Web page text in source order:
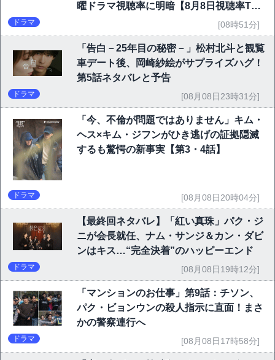
曜ドラマ視聴率に明暗【8月8日視聴率TO
ドラマ [08時51分]
「告白－25年目の秘密－」松村北斗と観覧
車デート後、岡崎紗絵がサプライズハグ！
第5話ネタバレと予告
ドラマ [08月08日23時31分]
「今、不倫が問題ではありません」キム・
ヘス×キム・ジフンがひき逃げの証拠隠滅
するも驚愕の新事実【第3・4話】
ドラマ [08月08日20時04分]
【最終回ネタバレ】「紅い真珠」パク・ジ
ニが会長就任、ナム・サンジ＆カン・ダビ
ンはキス…“完全決着”のハッピーエンド
ドラマ [08月08日19時12分]
「マンションのお仕事」第9話：チソン、
パク・ビョンウンの殺人指示に直面！まさ
かの警察連行へ
ドラマ [08月08日17時58分]